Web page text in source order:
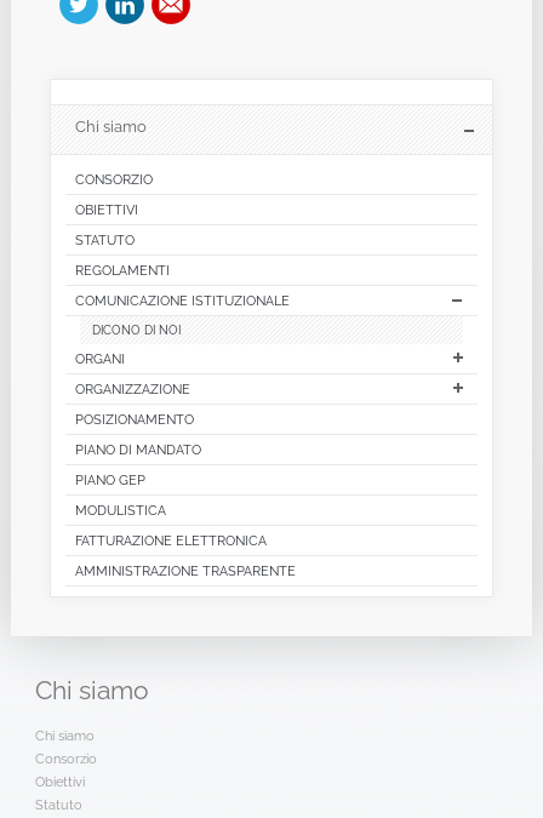
Chi siamo
CONSORZIO
OBIETTIVI
STATUTO
REGOLAMENTI
COMUNICAZIONE ISTITUZIONALE
DICONO DI NOI
ORGANI
ORGANIZZAZIONE
POSIZIONAMENTO
PIANO DI MANDATO
PIANO GEP
MODULISTICA
FATTURAZIONE ELETTRONICA
AMMINISTRAZIONE TRASPARENTE
Chi siamo
Chi siamo
Consorzio
Obiettivi
Statuto